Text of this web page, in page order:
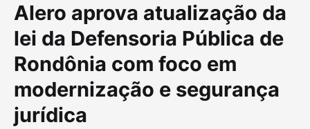
Alero aprova atualização da
lei da Defensoria Pública de
Rondônia com foco em
modernização e segurança
jurídica